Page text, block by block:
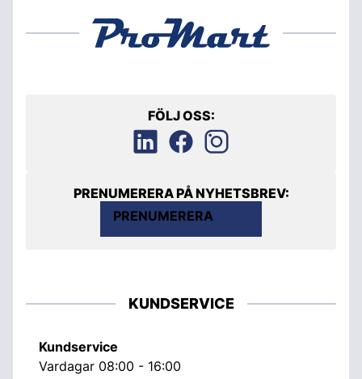
FÖLJ OSS:
PRENUMERERA PÅ NYHETSBREV:
PRENUMERERA
KUNDSERVICE
Kundservice
Vardagar 08:00 - 16:00